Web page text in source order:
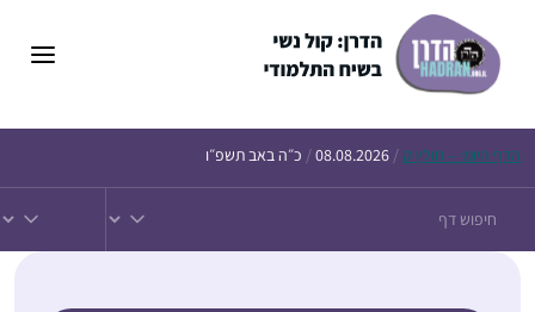
הדף היומי – חולין ק /
08.08.2026
/ כ״ה באב תשפ״ו